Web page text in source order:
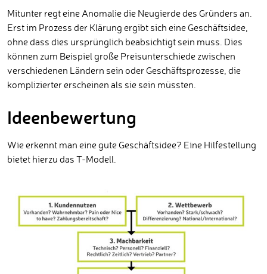
Mitunter regt eine Anomalie die Neugierde des Gründers an.
Erst im Prozess der Klärung ergibt sich eine Geschäftsidee,
ohne dass dies ursprünglich beabsichtigt sein muss. Dies
können zum Beispiel große Preisunterschiede zwischen
verschiedenen Ländern sein oder Geschäftsprozesse, die
komplizierter erscheinen als sie sein müssten.
Ideenbewertung
Wie erkennt man eine gute Geschäftsidee? Eine Hilfestellung
bietet hierzu das T-Modell.